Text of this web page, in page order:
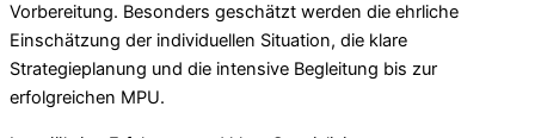
Vorbereitung. Besonders geschätzt werden die ehrliche
Einschätzung der individuellen Situation, die klare
Strategieplanung und die intensive Begleitung bis zur
erfolgreichen MPU.